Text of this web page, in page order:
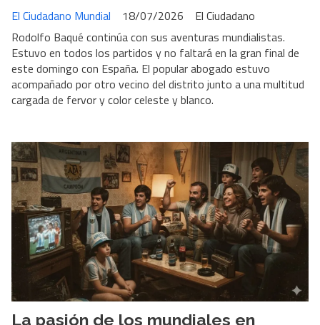
El Ciudadano
El Ciudadano Mundial
18/07/2026
Rodolfo Baqué continúa con sus aventuras mundialistas.
Estuvo en todos los partidos y no faltará en la gran final de
este domingo con España. El popular abogado estuvo
acompañado por otro vecino del distrito junto a una multitud
cargada de fervor y color celeste y blanco.
​La pasión de los mundiales en